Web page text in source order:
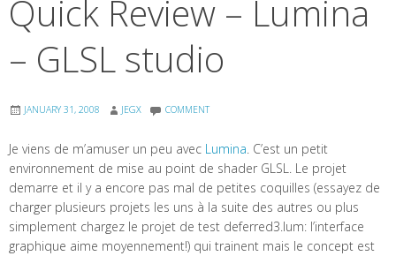
Quick Review – Lumina
– GLSL studio
JANUARY 31, 2008 JEGX COMMENT
Je viens de m’amuser un peu avec Lumina. C’est un petit
environnement de mise au point de shader GLSL. Le projet
demarre et il y a encore pas mal de petites coquilles (essayez de
charger plusieurs projets les uns à la suite des autres ou plus
simplement chargez le projet de test deferred3.lum: l’interface
graphique aime moyennement!) qui trainent mais le concept est